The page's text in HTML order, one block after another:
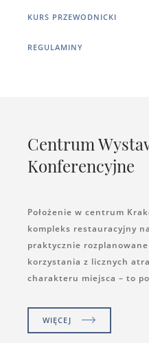
KURS PRZEWODNICKI
REGULAMINY
Centrum
Konferencyjne
Położenie w centrum
kompleks restauracyjny
praktycznie
korzystania z licznych
charakteru miejsca – to
WIĘCEJ